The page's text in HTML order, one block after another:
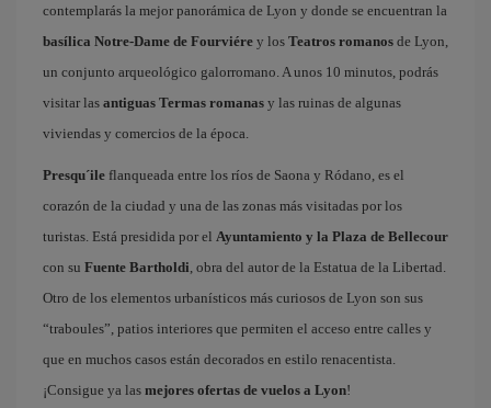
contemplarás la mejor panorámica de Lyon y donde se encuentran la
basílica Notre-Dame de Fourviére y los Teatros romanos de Lyon,
un conjunto arqueológico galorromano. A unos 10 minutos, podrás
visitar las antiguas Termas romanas y las ruinas de algunas
viviendas y comercios de la época.
Presqu´ile flanqueada entre los ríos de Saona y Ródano, es el
corazón de la ciudad y una de las zonas más visitadas por los
turistas. Está presidida por el Ayuntamiento y la Plaza de Bellecour
con su Fuente Bartholdi, obra del autor de la Estatua de la Libertad.
Otro de los elementos urbanísticos más curiosos de Lyon son sus
“traboules”, patios interiores que permiten el acceso entre calles y
que en muchos casos están decorados en estilo renacentista.
¡Consigue ya las mejores ofertas de vuelos a Lyon!